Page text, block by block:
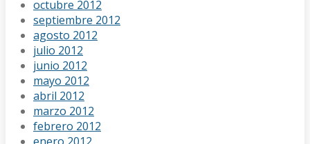
octubre 2012
septiembre 2012
agosto 2012
julio 2012
junio 2012
mayo 2012
abril 2012
marzo 2012
febrero 2012